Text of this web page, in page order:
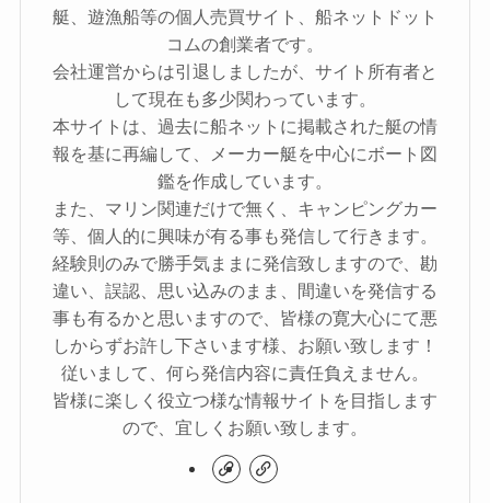
艇、遊漁船等の個人売買サイト、船ネットドット
コムの創業者です。
会社運営からは引退しましたが、サイト所有者と
して現在も多少関わっています。
本サイトは、過去に船ネットに掲載された艇の情
報を基に再編して、メーカー艇を中心にボート図
鑑を作成しています。
また、マリン関連だけで無く、キャンピングカー
等、個人的に興味が有る事も発信して行きます。
経験則のみで勝手気ままに発信致しますので、勘
違い、誤認、思い込みのまま、間違いを発信する
事も有るかと思いますので、皆様の寛大心にて悪
しからずお許し下さいます様、お願い致します！
従いまして、何ら発信内容に責任負えません。
皆様に楽しく役立つ様な情報サイトを目指します
ので、宜しくお願い致します。